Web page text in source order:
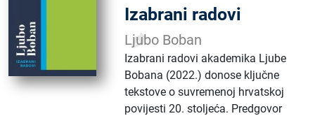
Izabrani radovi
Ljubo Boban
Izabrani radovi akademika Ljube
Bobana (2022.) donose ključne
tekstove o suvremenoj hrvatskoj
povijesti 20. stoljeća. Predgovor